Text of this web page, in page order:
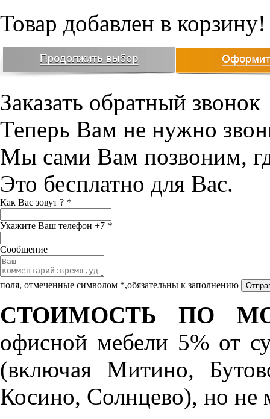
Товар добавлен в корзину!
Заказать обратный звонок
Теперь Вам не нужно
Мы сами Вам позвоним,
Это бесплатно для Вас.
Как Вас зовут ? *
Укажите Ваш телефон +7 *
Сообщение
поля, отмеченные символом *,обязательны к заполнению
СТОИМОСТЬ ПО
офисной мебели 5% от
(включая Митино,
Косино, Солнцево), но не